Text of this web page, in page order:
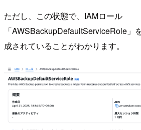
ただし、この状態で、IAMロール
「AWSBackupDefaultServiceRole」
成されていることがわかります。